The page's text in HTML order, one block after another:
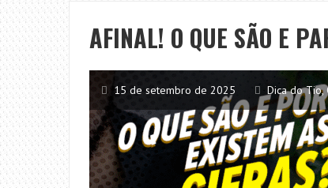
AFINAL! O QUE SÃO E
15 de setembro de 2025 Dica do Tio,